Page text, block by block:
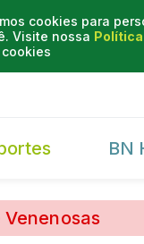
cookies para
Visite nossa
BN